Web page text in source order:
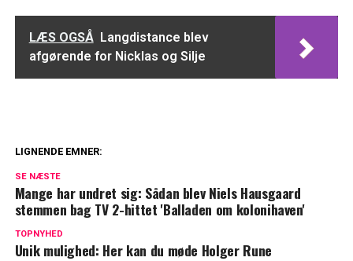
LÆS OGSÅ Langdistance blev
afgørende for Nicklas og Silje
Kate vil ikke tilgive
Blachman åbner op om sårbart emne: Her
LIGNENDE EMNER:
SE NÆSTE
Mange har undret sig: Sådan blev Niels Hausgaard
stemmen bag TV 2-hittet 'Balladen om kolonihaven'
TOPNYHED
Unik mulighed: Her kan du møde Holger Rune